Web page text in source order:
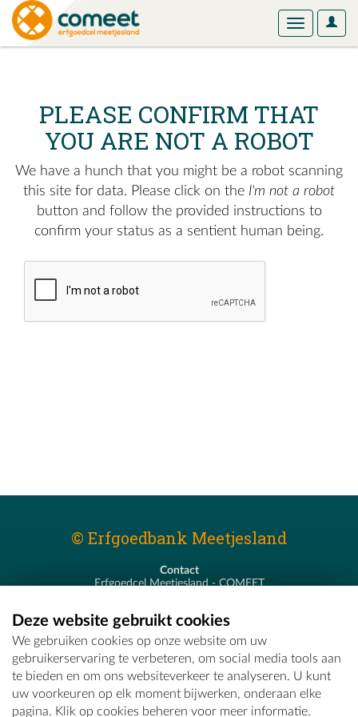
User
Toggle
PLEASE CONFIRM THAT
YOU ARE NOT A ROBOT
We have a hunch that you might be a robot scanning
this site for data. Please click on the I'm not a robot
button and follow the provided instructions to
confirm your status as a sentient human being.
© Erfgoedbank Meetjesland
Contact
Erfgoedcel Meetjesland - COMEET
T - 09 373 75 96
E -erfgoedcel@comeet.be
Deze website gebruikt cookies
We gebruiken cookies op onze website om uw
gebruikerservaring te verbeteren, om social media tools aan
te bieden en om ons websiteverkeer te analyseren. U kunt
uw voorkeuren op elk moment bijwerken, onderaan elke
pagina. Klik op cookies beheren voor meer informatie.